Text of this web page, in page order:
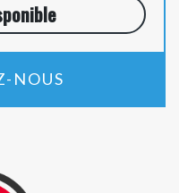
NOUS